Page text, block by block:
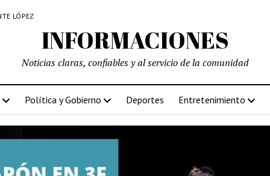
LÓPEZ
INFORMACIONES
Noticias claras, confiables y al servicio de la comunidad
Política y Gobierno Deportes Entretenimiento